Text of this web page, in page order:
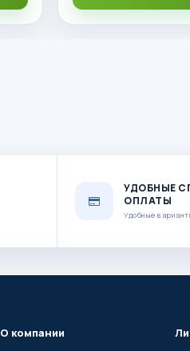
УДОБНЫЕ
ОПЛАТЫ
Удобные
О компании